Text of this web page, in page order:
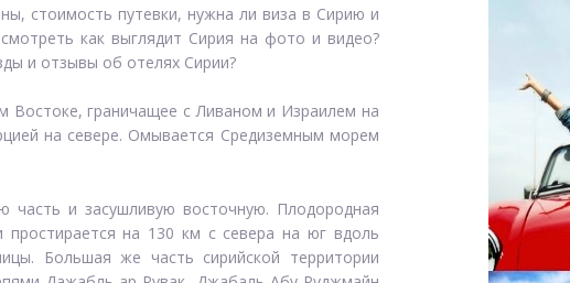
стоимость путевки, нужна ли виза в Сирию и
как выглядит Сирия на фото и видео?
и отзывы об отелях Сирии?
Востоке, граничащее с Ливаном и Израилем на
на севере. Омывается Средиземным морем
часть и засушливую восточную. Плодородная
на 130 км с севера на юг вдоль
Большая же часть сирийской территории